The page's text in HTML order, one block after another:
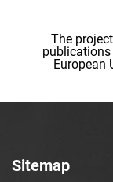
The
publications
European
Sitemap